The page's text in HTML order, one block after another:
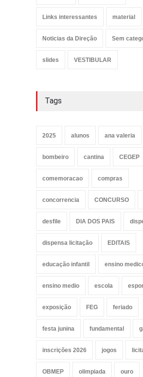
Links interessantes material
Noticias da Direção Sem
slides VESTIBULAR
Tags
2025 alunos ana valeria
bombeiro cantina CEGEP
comemoracao compras
concorrencia CONCURSO
desfile DIA DOS PAIS
dispensa licitação EDITAIS
educação infantil ensino
ensino medio escola
exposição FEG feriado
festa junina fundamental
inscrições 2026 jogos
OBMEP olimpiada ouro